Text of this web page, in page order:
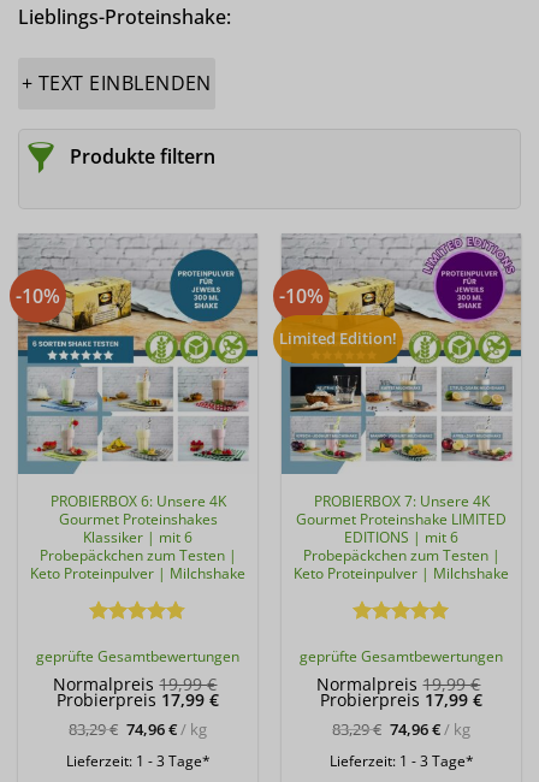
Lieblings-Proteinshake:
+ TEXT EINBLENDEN
Produkte filtern
-10%
PROBIERBOX 6: Unsere 4K
Gourmet Proteinshakes
Klassiker | mit 6
Probepäckchen zum Testen |
Keto Proteinpulver | Milchshake
mit4.75
von 5
geprüfte Gesamtbewertungen
Normalpreis 19,99€ Ursprünglicher
Probierpreis 17,99 €Aktueller
83,29€ 74,96€/ kg
Lieferzeit: 1 - 3 Tage*
-10%
Limited Edition!
PROBIERBOX 7: Unsere 4K
Gourmet Proteinshake LIMITED
EDITIONS | mit 6
Probepäckchen zum Testen |
Keto Proteinpulver | Milchshake
mit5von
5
geprüfte Gesamtbewertungen
Normalpreis 19,99€
Probierpreis 17,99 €
83,29€ 74,96€/ kg
Lieferzeit: 1 - 3 Tage*